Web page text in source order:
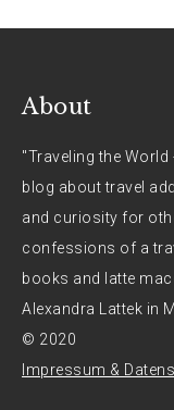
About
"Traveling the
blog about travel
and curiosity for
confessions of a
books and latte
Alexandra Lattek in
© 2020
Impressum &